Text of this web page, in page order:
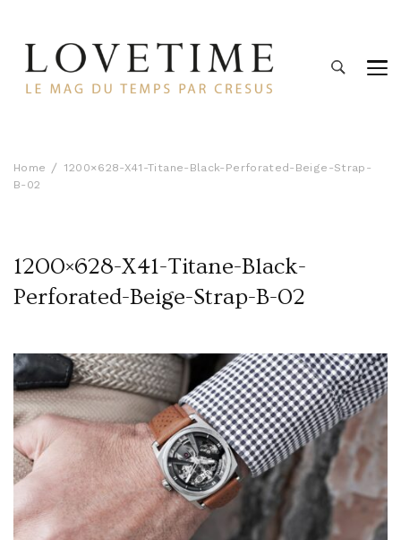
Home
1200×628-X41-Titane-Black-Perforated-Beige-Strap-
B-02
1200×628-X41-Titane-Black-
Perforated-Beige-Strap-B-02